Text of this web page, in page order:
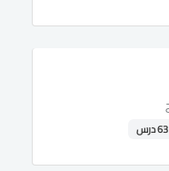
63 درس